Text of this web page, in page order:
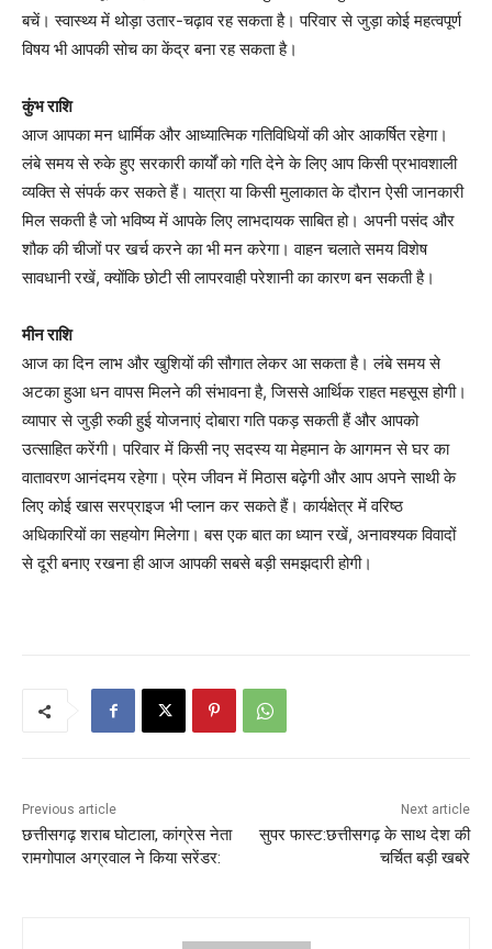
बचें। स्वास्थ्य में थोड़ा उतार-चढ़ाव रह सकता है। परिवार से जुड़ा कोई महत्वपूर्ण
विषय भी आपकी सोच का केंद्र बना रह सकता है।
कुंभ राशि
आज आपका मन धार्मिक और आध्यात्मिक गतिविधियों की ओर आकर्षित रहेगा।
लंबे समय से रुके हुए सरकारी कार्यों को गति देने के लिए आप किसी प्रभावशाली
व्यक्ति से संपर्क कर सकते हैं। यात्रा या किसी मुलाकात के दौरान ऐसी जानकारी
मिल सकती है जो भविष्य में आपके लिए लाभदायक साबित हो। अपनी पसंद और
शौक की चीजों पर खर्च करने का भी मन करेगा। वाहन चलाते समय विशेष
सावधानी रखें, क्योंकि छोटी सी लापरवाही परेशानी का कारण बन सकती है।
मीन राशि
आज का दिन लाभ और खुशियों की सौगात लेकर आ सकता है। लंबे समय से
अटका हुआ धन वापस मिलने की संभावना है, जिससे आर्थिक राहत महसूस होगी।
व्यापार से जुड़ी रुकी हुई योजनाएं दोबारा गति पकड़ सकती हैं और आपको
उत्साहित करेंगी। परिवार में किसी नए सदस्य या मेहमान के आगमन से घर का
वातावरण आनंदमय रहेगा। प्रेम जीवन में मिठास बढ़ेगी और आप अपने साथी के
लिए कोई खास सरप्राइज भी प्लान कर सकते हैं। कार्यक्षेत्र में वरिष्ठ
अधिकारियों का सहयोग मिलेगा। बस एक बात का ध्यान रखें, अनावश्यक विवादों
से दूरी बनाए रखना ही आज आपकी सबसे बड़ी समझदारी होगी।
Previous article
छत्तीसगढ़ शराब घोटाला, कांग्रेस नेता
रामगोपाल अग्रवाल ने किया सरेंडर:
Next article
सुपर फास्ट:छत्तीसगढ़ के साथ देश की
चर्चित बड़ी खबरे